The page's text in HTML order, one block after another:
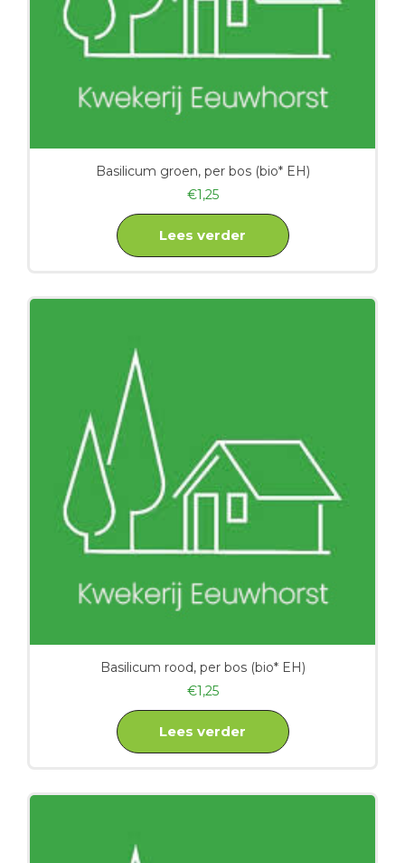
Basilicum groen, per bos (bio* EH)
€1,25
Lees verder
Basilicum rood, per bos (bio* EH)
€1,25
Lees verder